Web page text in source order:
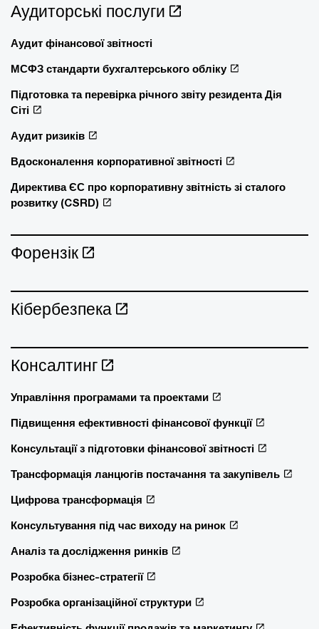
Аудиторські послуги
Аудит фінансової звітності
МСФЗ стандарти бухгалтерського обліку
Підготовка та перевірка річного звіту резидента Дія
Сіті
Аудит ризиків
Вдосконалення корпоративної звітності
Директива ЄС про корпоративну звітність зі сталого
розвитку (CSRD)
Форензік
Кібербезпека
Консалтинг
Управління програмами та проектами
Підвищення ефективності фінансової функції
Консультації з підготовки фінансової звітності
Трансформація ланцюгів постачання та закупівель
Цифрова трансформація
Консультування під час виходу на ринок
Аналіз та дослідження ринків
Розробка бізнес-стратегії
Розробка організаційної структури